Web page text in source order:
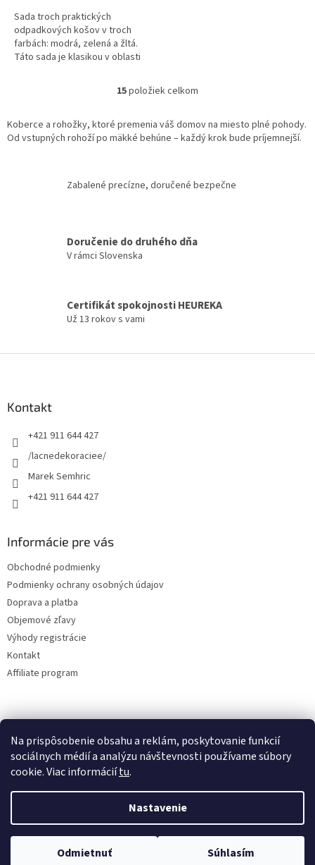
Na prispôsobenie obsahu a reklám, poskytovanie funkcií
sociálnych médií a analýzu návštevnosti používame súbory
cookie. Viac informáciítu.
Nastavenie
Odmietnuť Súhlasím
Sada troch praktických
odpadkových košov v troch
farbách: modrá, zelená a žltá.
Táto sada je klasikou v oblasti
O
l
á
i
v
p
u
15položiek celkom
Koberce a rohožky, ktoré premenia váš domov na miesto plné pohody.
Od vstupných rohoží po mäkké behúne – každý krok bude príjemnejší.
Zabalené precízne, doručené bezpečne
Doručenie do druhého dňa
V rámci Slovenska
Certifikát spokojnosti HEUREKA
Už 13 rokov s vami
Kontakt
+421 911 644 427
/lacnedekoraciee/
Marek Semhric
+421 911 644 427
Informácie pre vás
Obchodné podmienky
Podmienky ochrany osobných údajov
Doprava a platba
Objemové zľavy
Výhody registrácie
Kontakt
Affiliate program
Copyright 2026lacne-dekoracie.sk. Všetky práva vyhradené.
Upraviť nastavenie cookies